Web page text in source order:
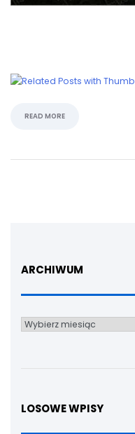
READ MORE
ARCHIWUM
Archiwum
LOSOWE WPISY